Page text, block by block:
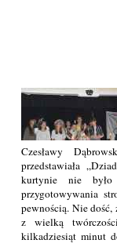
Czesławy
przedstawiała
kurtynie nie
przygotowywania
pewnością. Nie
z wielką
kilkadziesiąt minut